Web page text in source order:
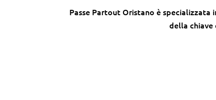
Passe Partout Oristano è
della